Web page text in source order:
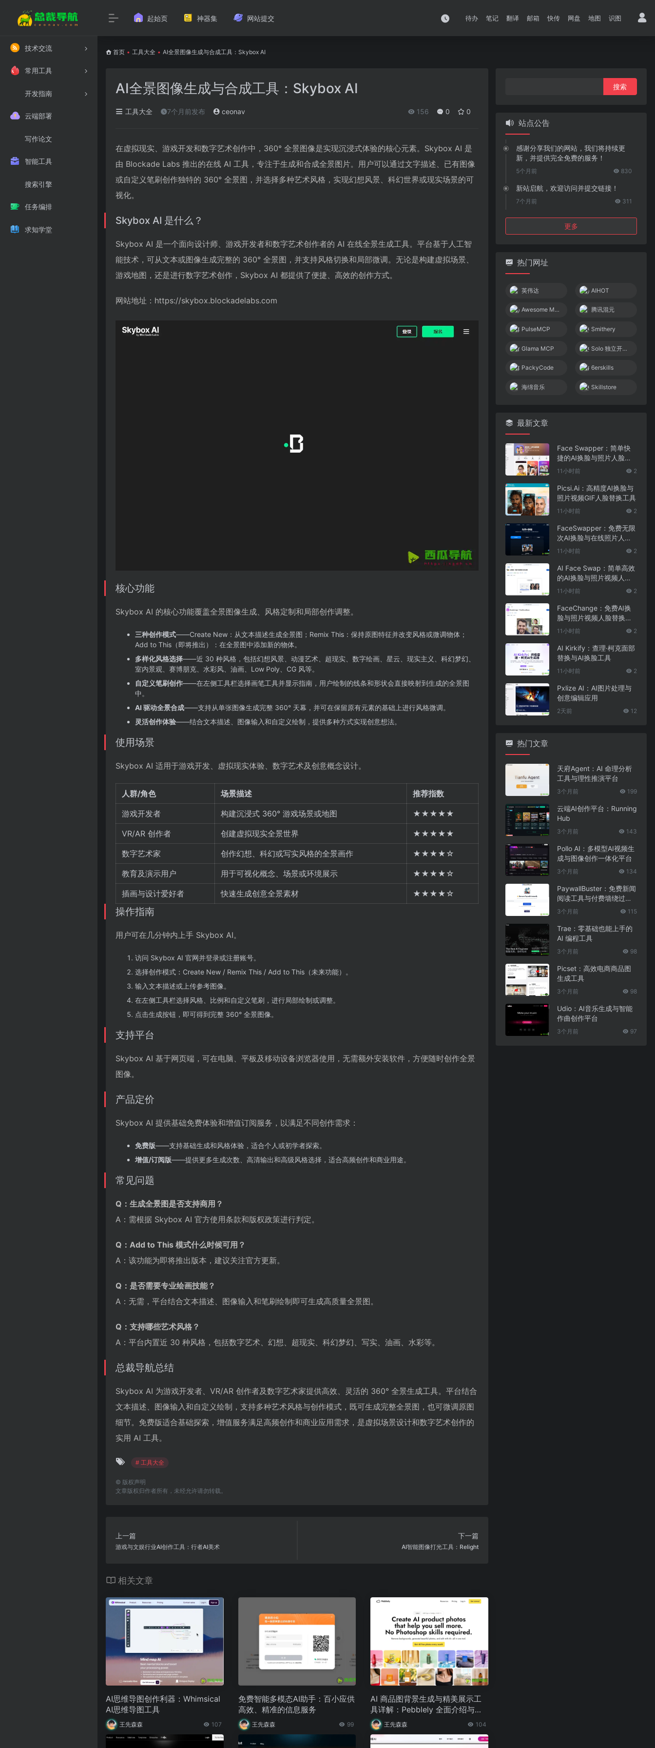
技术交流
常用工具
开发指南
云端部署
写作论文
智能工具
搜索引擎
任务编排
求知学堂
起始页 神器集 网站提交 待办 笔记 翻译 邮箱 快传 网盘 地图 识图
首页 • 工具大全 • AI全景图像生成与合成工具：Skybox AI
AI全景图像生成与合成工具：Skybox AI
工具大全 7个月前发布 ceonav 156 0 0
在虚拟现实、游戏开发和数字艺术创作中，360° 全景图像是实现沉浸式体验的核心元素。Skybox AI 是
由 Blockade Labs 推出的在线 AI 工具，专注于生成和合成全景图片。用户可以通过文字描述、已有图像
或自定义笔刷创作独特的 360° 全景图，并选择多种艺术风格，实现幻想风景、科幻世界或现实场景的可
视化。
Skybox AI 是什么？
Skybox AI 是一个面向设计师、游戏开发者和数字艺术创作者的 AI 在线全景生成工具。平台基于人工智
能技术，可从文本或图像生成完整的 360° 全景图，并支持风格切换和局部微调。无论是构建虚拟场景、
游戏地图，还是进行数字艺术创作，Skybox AI 都提供了便捷、高效的创作方式。
网站地址：https://skybox.blockadelabs.com
核心功能
Skybox AI 的核心功能覆盖全景图像生成、风格定制和局部创作调整。
三种创作模式——Create New：从文本描述生成全景图；Remix This：保持原图特征并改变风格或微调物体；
Add to This（即将推出）：在全景图中添加新的物体。
多样化风格选择——近 30 种风格，包括幻想风景、动漫艺术、超现实、数字绘画、星云、现实主义、科幻梦幻、
室内景观、赛博朋克、水彩风、油画、Low Poly、CG 风等。
自定义笔刷创作——在左侧工具栏选择画笔工具并显示指南，用户绘制的线条和形状会直接映射到生成的全景图
中。
AI 驱动全景合成——支持从单张图像生成完整 360° 天幕，并可在保留原有元素的基础上进行风格微调。
灵活创作体验——结合文本描述、图像输入和自定义绘制，提供多种方式实现创意想法。
使用场景
Skybox AI 适用于游戏开发、虚拟现实体验、数字艺术及创意概念设计。
人群/角色 场景描述 推荐指数
游戏开发者 构建沉浸式 360° 游戏场景或地图 ★★★★★
VR/AR 创作者 创建虚拟现实全景世界 ★★★★★
数字艺术家 创作幻想、科幻或写实风格的全景画作 ★★★★☆
教育及演示用户 用于可视化概念、场景或环境展示 ★★★★☆
插画与设计爱好者 快速生成创意全景素材 ★★★★☆
操作指南
用户可在几分钟内上手 Skybox AI。
访问 Skybox AI 官网并登录或注册账号。
选择创作模式：Create New / Remix This / Add to This（未来功能）。
输入文本描述或上传参考图像。
在左侧工具栏选择风格、比例和自定义笔刷，进行局部绘制或调整。
点击生成按钮，即可得到完整 360° 全景图像。
支持平台
Skybox AI 基于网页端，可在电脑、平板及移动设备浏览器使用，无需额外安装软件，方便随时创作全景
图像。
产品定价
Skybox AI 提供基础免费体验和增值订阅服务，以满足不同创作需求：
免费版——支持基础生成和风格体验，适合个人或初学者探索。
增值/订阅版——提供更多生成次数、高清输出和高级风格选择，适合高频创作和商业用途。
常见问题
Q：生成全景图是否支持商用？
A：需根据 Skybox AI 官方使用条款和版权政策进行判定。
Q：Add to This 模式什么时候可用？
A：该功能为即将推出版本，建议关注官方更新。
Q：是否需要专业绘画技能？
A：无需，平台结合文本描述、图像输入和笔刷绘制即可生成高质量全景图。
Q：支持哪些艺术风格？
A：平台内置近 30 种风格，包括数字艺术、幻想、超现实、科幻梦幻、写实、油画、水彩等。
总裁导航总结
Skybox AI 为游戏开发者、VR/AR 创作者及数字艺术家提供高效、灵活的 360° 全景生成工具。平台结合
文本描述、图像输入和自定义绘制，支持多种艺术风格与创作模式，既可生成完整全景图，也可微调原图
细节。免费版适合基础探索，增值服务满足高频创作和商业应用需求，是虚拟场景设计和数字艺术创作的
实用 AI 工具。
# 工具大全
© 版权声明
文章版权归作者所有，未经允许请勿转载。
上一篇
游戏与文娱行业AI创作工具：行者AI美术
下一篇
AI智能图像打光工具：Relight
相关文章
AI思维导图创作利器：Whimsical
AI思维导图工具
王先森森 107
免费智能多模态AI助手：百小应供
高效、精准的信息服务
王先森森 99
AI 商品图背景生成与精美展示工
具详解：Pebblely 全面介绍与使
用指南王先森森 104
站点公告
感谢分享我们的网站，我们将持续更
新，并提供完全免费的服务！
5个月前 830
新站启航，欢迎访问并提交链接！
7个月前 311
更多
热门网址
英伟达 AIHOT
Awesome MCP Servers 腾讯混元
PulseMCP Smithery
Glama MCP Solo 独立开发者社区
PackyCode 6erskills
海绵音乐 Skillstore
最新文章
Face Swapper：简单快
捷的AI换脸与照片人脸编
辑应用
11小时前 2
Picsi.Ai：高精度AI换脸与
照片视频GIF人脸替换工具
11小时前 2
FaceSwapper：免费无限
次AI换脸与在线照片人脸
替换工具
11小时前 2
AI Face Swap：简单高效
的AI换脸与照片视频人脸
替换工具
11小时前 2
FaceChange：免费AI换
脸与照片视频人脸替换工
具
11小时前 2
AI Kirkify：查理·柯克面部
替换与AI换脸工具
11小时前 2
Pxlize AI：AI图片处理与
创意编辑应用
2天前 12
热门文章
天府Agent：AI 命理分析
工具与理性推演平台
3个月前 199
云端AI创作平台：Running
Hub
3个月前 143
Pollo AI：多模型AI视频生
成与图像创作一体化平台
3个月前 134
PaywallBuster：免费新闻
阅读工具与付费墙绕过助
手
3个月前 115
Trae：零基础也能上手的
AI 编程工具
3个月前 98
Picset：高效电商商品图
生成工具
3个月前 98
Udio：AI音乐生成与智能
作曲创作平台
3个月前 97